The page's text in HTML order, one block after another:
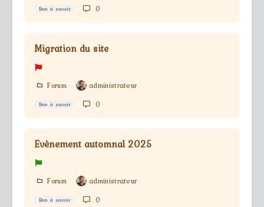
Bon à savoir 0
Migration du site
Forum administrateur
Bon à savoir 0
Evènement automnal 2025
Forum administrateur
Bon à savoir 0